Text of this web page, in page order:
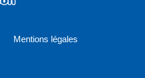
Mentions légales